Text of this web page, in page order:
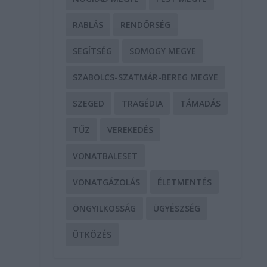
RABLÁS RENDŐRSÉG
SEGÍTSÉG SOMOGY MEGYE
SZABOLCS-SZATMÁR-BEREG MEGYE
SZEGED TRAGÉDIA TÁMADÁS
TŰZ VEREKEDÉS
VONATBALESET
VONATGÁZOLÁS ÉLETMENTÉS
ÖNGYILKOSSÁG ÜGYÉSZSÉG
ÜTKÖZÉS